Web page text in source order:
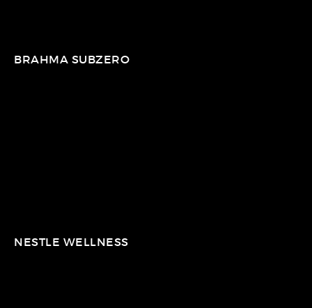
BRAHMA SUBZERO
NESTLE WELLNESS